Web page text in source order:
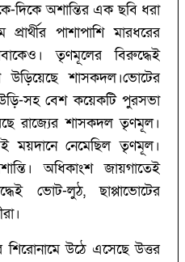
দিকে অশান্তির এক ছবি ধরা
পাশাপাশি মারধরের
তৃণমূলের বিরুদ্ধেই
শাসকদল।ভোটের
সহ বেশ কয়েকটি পুরসভা
রাজ্যের শাসকদল তৃণমূল।
ময়দানে নেমেছিল তৃণমূল।
অধিকাংশ জায়গাতেই
ভোট-লুঠ, ছাপ্পাভোটের
শিরোনামে উঠে এসেছে উত্তর